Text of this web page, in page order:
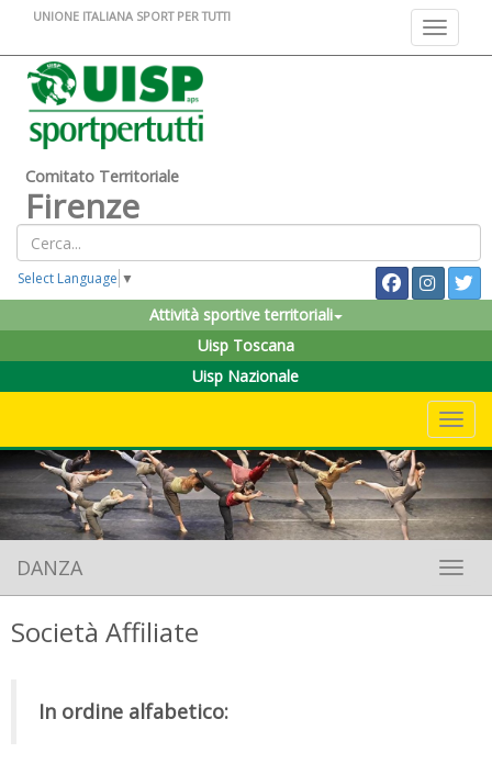
Toggle
UNIONE ITALIANA SPORT PER TUTTI
Comitato Territoriale
Firenze
Select Language ▼
Attività sportive territoriali
Uisp Toscana
Uisp Nazionale
DANZA
Società Affiliate
In ordine alfabetico: